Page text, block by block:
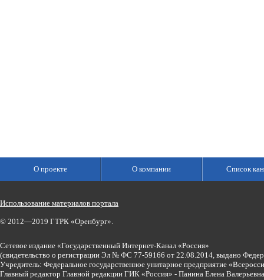
О проекте О компании Список
Использование материалов портала
© 2012—2019 ГТРК «Оренбург».
Сетевое издание «Государственный Интернет-Канал «Россия»
(свидетельство о регистрации Эл № ФС 77-59166 от 22.08.2014, выдано
Учредитель: Федеральное государственное унитарное предприятие
Главный редактор Главной редакции ГИК «Россия» - Панина Елена